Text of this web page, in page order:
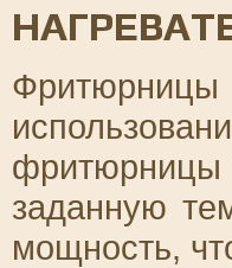
фритюрницы
заданную
мощность,